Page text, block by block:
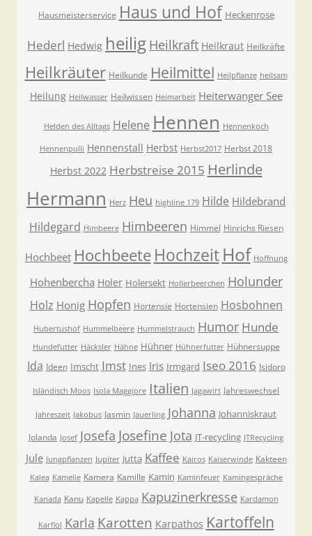
Hausmeisterservice Haus und Hof Heckenrose
Hederl Hedwig heilig Heilkraft Heilkraut Heilkräfte
Heilkräuter Heilkunde Heilmittel Heilpflanze heilsam
Heilung Heilwasser Heilwissen Heimarbeit Heiterwanger See
Helden des Alltags Helene Hennen Hennenkoch
Hennenpulli Hennenstall Herbst Herbst2017 Herbst 2018
Herbst 2022 Herbstreise 2015 Herlinde
Hermann Herz Heu highline 179 Hilde Hildebrand
Hildegard Himbeere Himbeeren Himmel Hinrichs Riesen
Hochbeet Hochbeete Hochzeit Hof Hoffnung
Hohenbercha Holer Holersekt Hollerbeerchen Holunder
Holz Honig Hopfen Hortensie Hortensien Hosbohnen
Hubertushof Hummelbeere Hummelstrauch Humor Hunde
Hundefutter Häcksler Hähne Hühner Hühnerfutter Hühnersuppe
Ida Ideen Imscht Imst Ines Iris Irmgard Iseo 2016 Isidoro
Isländisch Moos Isola Maggiore Italien Jagawirt Jahreswechsel
Jahreszeit Jakobus Jasmin Jauerling Johanna Johanniskraut
Jolanda Josef Josefa Josefine Jota JT-recycling JTRecycling
Jule Jungpflanzen Jupiter Jutta Kaffee Kairos Kaiserwinde Kakteen
Kalea Kamelie Kamera Kamille Kamin Kaminfeuer Kamingespräche
Kanada Kanu Kapelle Kappa Kapuzinerkresse Kardamon
Karfiol Karla Karotten Karpathos Kartoffeln